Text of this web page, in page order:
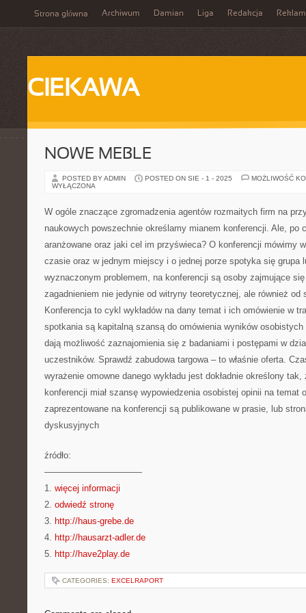
Strona główna Archiwum Damian Liga Redakcja
CIEKAWA
NOWE MEBLE
POSTED BY ADMIN POSTED ON SIE - 1 - 2025
MOŻLIWOŚĆ
WYŁĄCZONA
W ogóle znaczące zgromadzenia agentów rozmaitych firm na
naukowych powszechnie określamy mianem konferencji. Ale, po
aranżowane oraz jaki cel im przyświeca? O konferencji mówimy
czasie oraz w jednym miejscy i o jednej porze spotyka się grupa
wyznaczonym problemem, na konferencji są osoby zajmujące się
zagadnieniem nie jedynie od witryny teoretycznej, ale również od
Konferencja to cykl wykładów na dany temat i ich omówienie w
spotkania są kapitalną szansą do omówienia wyników
dają możliwość zaznajomienia się z badaniami i postępami w
uczestników. Sprawdź zabudowa targowa – to właśnie oferta.
wyrażenie omowne danego wykładu jest dokładnie określony
konferencji miał szansę wypowiedzenia osobistej opinii na temat
zaprezentowane na konferencji są publikowane w prasie, lub
dyskusyjnych
źródło:
———————————
1. więcej informacji
2. odwiedź stronę
3. http://haus-grebe.de
4. http://hausarzt-adler.de
5. http://have2play.de
CATEGORIES: EXCELRAPORT